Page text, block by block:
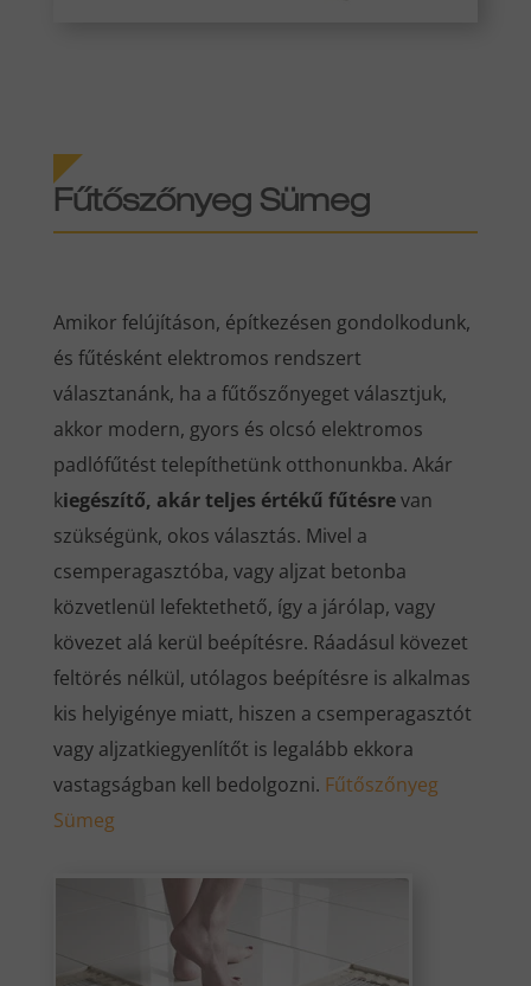
Fűtőszőnyeg Sümeg
Amikor felújításon, építkezésen gondolkodunk,
és fűtésként elektromos rendszert
választanánk, ha a fűtőszőnyeget választjuk,
akkor modern, gyors és olcsó elektromos
padlófűtést telepíthetünk otthonunkba. Akár
kiegészítő, akár teljes értékű fűtésrevan
szükségünk, okos választás. Mivel a
csemperagasztóba, vagy aljzat betonba
közvetlenül lefektethető, így a járólap, vagy
kövezet alá kerül beépítésre. Ráadásul kövezet
feltörés nélkül, utólagos beépítésre is alkalmas
kis helyigénye miatt, hiszen a csemperagasztót
vagy aljzatkiegyenlítőt is legalább ekkora
vastagságban kell bedolgozni. Fűtőszőnyeg
Sümeg